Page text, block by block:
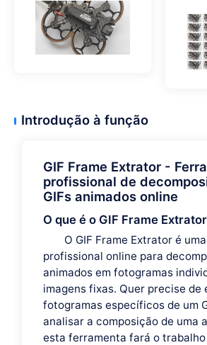
Introdução à função
GIF Frame Extrator -
profissional de
GIFs animados online
O que é o GIF Frame
O GIF Frame Extrator é
profissional online para
animados em fotogramas
imagens fixas. Quer precise de
fotogramas específicos de um
analisar a composição de uma
esta ferramenta fará o